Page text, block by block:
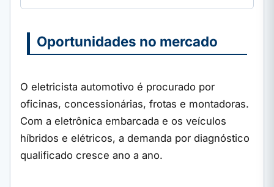
Oportunidades no mercado
O eletricista automotivo é procurado por
oficinas, concessionárias, frotas e montadoras.
Com a eletrônica embarcada e os veículos
híbridos e elétricos, a demanda por diagnóstico
qualificado cresce ano a ano.